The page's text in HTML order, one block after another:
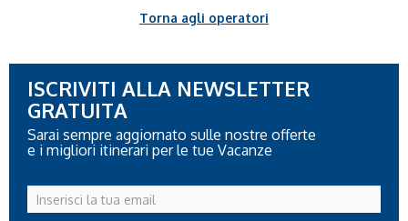
Torna agli operatori
ISCRIVITI ALLA NEWSLETTER
GRATUITA
Sarai sempre aggiornato sulle nostre offerte
e i migliori itinerari per le tue Vacanze
Inserisci
la